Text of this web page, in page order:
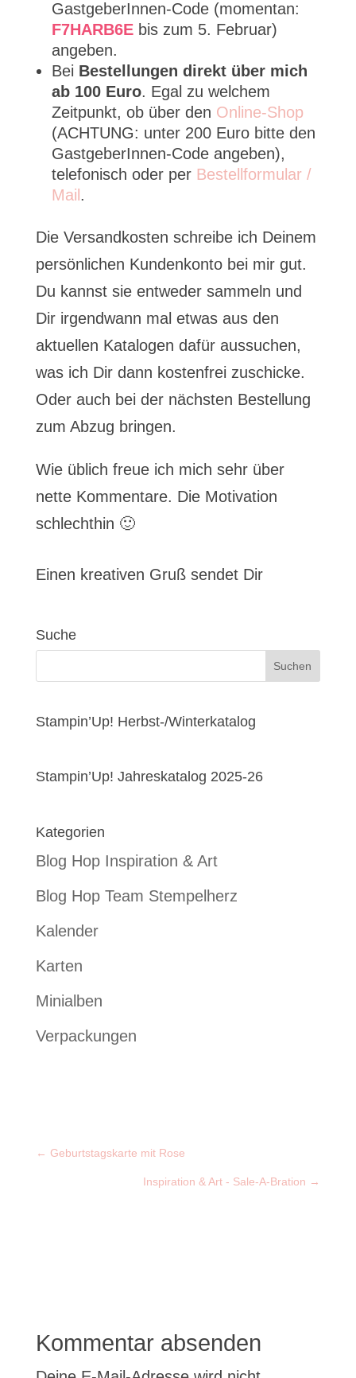
GastgeberInnen-Code (momentan:
F7HARB6Ebis zum 5. Februar)
angeben.
Bei Bestellungen direkt über mich
ab 100 Euro. Egal zu welchem
Zeitpunkt, ob über den Online-Shop
(ACHTUNG: unter 200 Euro bitte den
GastgeberInnen-Code angeben),
telefonisch oder per Bestellformular /
Mail .
Die Versandkosten schreibe ich Deinem
persönlichen Kundenkonto bei mir gut.
Du kannst sie entweder sammeln und
Dir irgendwann mal etwas aus den
aktuellen Katalogen dafür aussuchen,
was ich Dir dann kostenfrei zuschicke.
Oder auch bei der nächsten Bestellung
zum Abzug bringen.
Wie üblich freue ich mich sehr über
nette Kommentare. Die Motivation
schlechthin 🙂
Einen kreativen Gruß sendet Dir
Suche
Stampin’Up! Herbst-/Winterkatalog
Stampin’Up! Jahreskatalog 2025-26
Kategorien
Blog Hop Inspiration & Art
Blog Hop Team Stempelherz
Kalender
Karten
Minialben
Verpackungen
← Geburtstagskarte mit Rose
Inspiration & Art - Sale-A-Bration →
Kommentar absenden